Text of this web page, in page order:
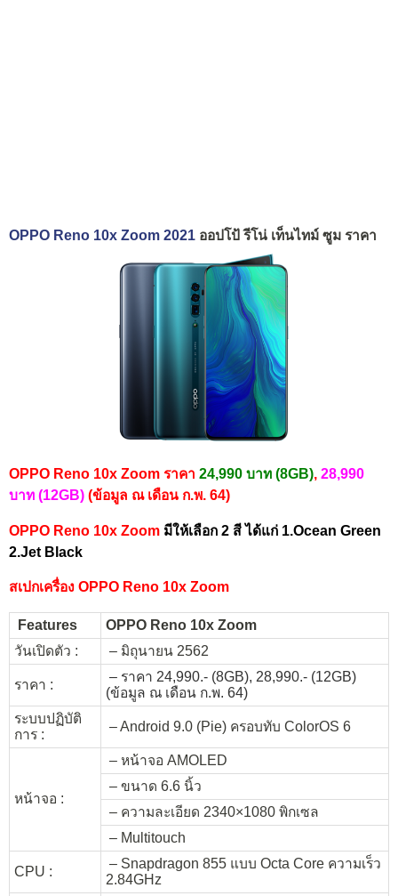
OPPO Reno 10x Zoom 2021 ออปโป้ รีโน่ เท็นไทม์ ซูม ราคา
OPPO Reno 10x Zoom ราคา 24,990 บาท (8GB), 28,990
บาท (12GB) (ข้อมูล ณ เดือน ก.พ. 64)
OPPO Reno 10x Zoom มีให้เลือก 2 สี ได้แก่ 1.Ocean Green
2.Jet Black
สเปกเครื่อง OPPO Reno 10x Zoom
Features
OPPO Reno 10x Zoom
วันเปิดตัว :
– มิถุนายน 2562
ราคา :
– ราคา 24,990.- (8GB), 28,990.- (12GB)
(ข้อมูล ณ เดือน ก.พ. 64)
ระบบปฏิบัติ
การ :
– Android 9.0 (Pie) ครอบทับ ColorOS 6
หน้าจอ :
– หน้าจอ AMOLED
– ขนาด 6.6 นิ้ว
– ความละเอียด 2340×1080 พิกเซล
– Multitouch
CPU :
– Snapdragon 855 แบบ Octa Core ความเร็ว
2.84GHz